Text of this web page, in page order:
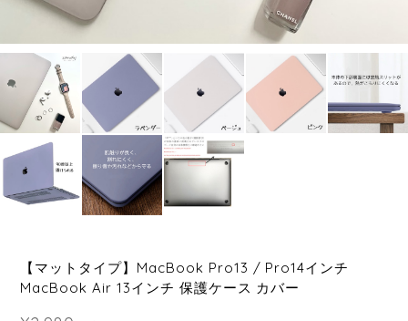
【マットタイプ】MacBook Pro13 / Pro14インチ
MacBook Air 13インチ 保護ケース カバー